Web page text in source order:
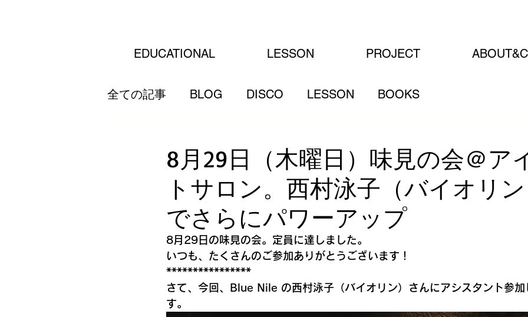
EDUCATIONAL LESSON PROJECT
全ての記事 BLOG DISCO LESSON BOOKS
8月29日（木曜日）味見の会＠ア
トサロン。西村泳子（バイオリ
でさらにパワーアップ
8月29日の味見の会。定員に達しました。
いつも、たくさんのご参加ありがとうございます！
****************
さて、今回、Blue Nile の西村泳子（バイオリン）さんにアシスタント参加
す。